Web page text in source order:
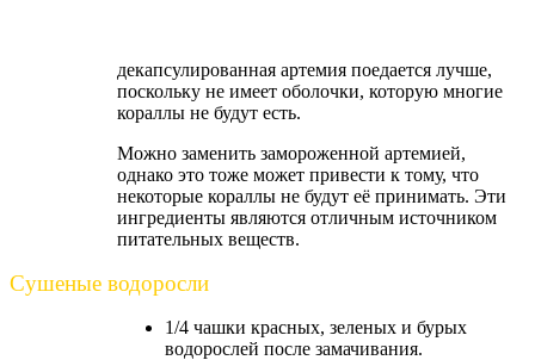
декапсулированная артемия поедается лучше,
поскольку не имеет оболочки, которую многие
кораллы не будут есть.
Можно заменить замороженной артемией,
однако это тоже может привести к тому, что
некоторые кораллы не будут её принимать. Эти
ингредиенты являются отличным источником
питательных веществ.
Сушеные водоросли
1/4 чашки красных, зеленых и бурых
водорослей после замачивания.